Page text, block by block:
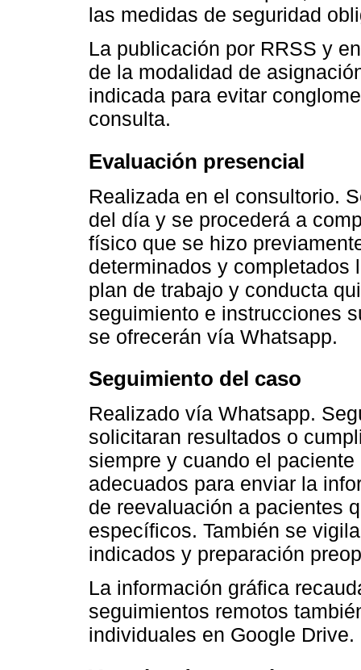
las medidas de seguridad
La publicación por RRSS y
de la modalidad de
indicada para evitar
consulta.
Evaluación presencial
Realizada en el consultorio.
del día y se procederá a
físico que se hizo
determinados y completados
plan de trabajo y conducta
seguimiento e instrucciones
se ofrecerán vía Whatsapp.
Seguimiento del caso
Realizado vía Whatsapp.
solicitaran resultados o
siempre y cuando el
adecuados para enviar la
de reevaluación a pacientes
específicos. También se
indicados y preparación
La información gráfica
seguimientos remotos
individuales en Google Drive.